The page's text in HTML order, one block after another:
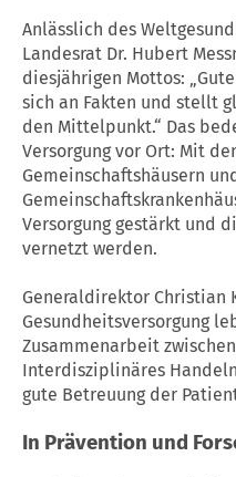
Anlässlich des
Landesrat Dr. Hubert
diesjährigen Mottos:
sich an Fakten und stellt
den Mittelpunkt.“ Das
Versorgung vor Ort: Mit
Gemeinschaftshäusern und
Versorgung gestärkt und
vernetzt werden.
Generaldirektor Christian
Gesundheitsversorgung
Zusammenarbeit
Interdisziplinäres
gute Betreuung der
In Prävention und